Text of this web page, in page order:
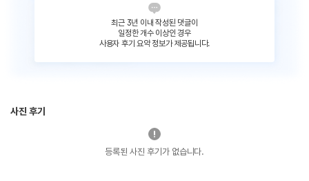
최근 3년 이내 작성된 댓글이
일정한 개수 이상인 경우
사용자 후기 요약 정보가 제공됩니다.
사진 후기
등록된 사진 후기가 없습니다.